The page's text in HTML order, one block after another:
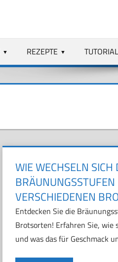
REZEPTE
WIE WECHSELN SICH
BRÄUNUNGSSTUFEN
VERSCHIEDENEN
Entdecken Sie die
Brotsorten! Erfahren Sie, wie
und was das für Geschmack